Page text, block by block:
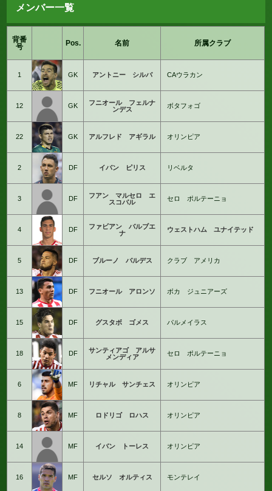
メンバー一覧
背番
号
Pos. 名前 所属クラブ
1 GK アントニー シルバ CAウラカン
12 GK
フニオール フェルナ
ンデス
ボタフォゴ
22 GK アルフレド アギラル オリンピア
2 DF イバン ピリス リベルタ
3 DF
フアン マルセロ エ
スコバル
セロ ポルテーニョ
4 DF
ファビアン バルブエ
ナ
ウェストハム ユナイテッド
5 DF ブルーノ バルデス クラブ アメリカ
13 DF フニオール アロンソ ボカ ジュニアーズ
15 DF グスタボ ゴメス パルメイラス
18 DF
サンティアゴ アルサ
メンディア
セロ ポルテーニョ
6 MF リチャル サンチェス オリンピア
8 MF ロドリゴ ロハス オリンピア
14 MF イバン トーレス オリンピア
16 MF セルソ オルティス モンテレイ